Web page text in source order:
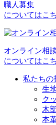
ナ
ビ
ー
職人募集
についてはこ
オンライン相
についてはこ
私たちの
生
ク
木
本